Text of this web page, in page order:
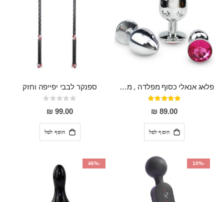
פלאג אנאלי כסוף מפלדה , מתאים ללבישה מתחת לבגדים, בגודל 7.3 על 2.8 ס"מ
דירוג:
97%
89.00 ₪
הוסף לסל
ספנקר לבבי יפייפה וחזק
Rating:
0%
99.00 ₪
הוסף לסל
-10%
-46%